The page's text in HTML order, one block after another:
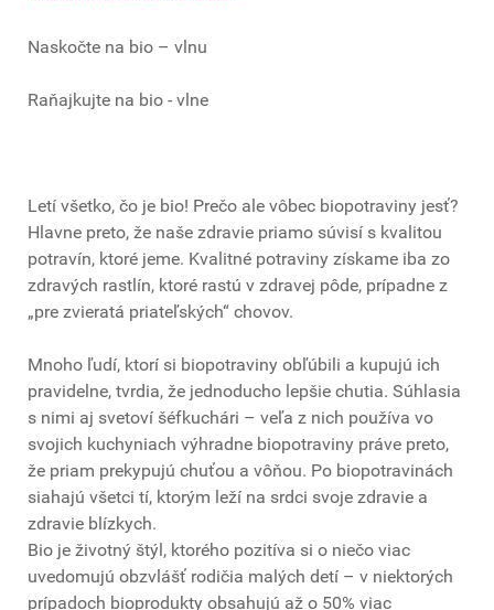
Naskočte na bio – vlnu
Raňajkujte na bio - vlne
Letí všetko, čo je bio! Prečo ale vôbec biopotraviny jesť?
Hlavne preto, že naše zdravie priamo súvisí s kvalitou
potravín, ktoré jeme. Kvalitné potraviny získame iba zo
zdravých rastlín, ktoré rastú v zdravej pôde, prípadne z
„pre zvieratá priateľských“ chovov.
Mnoho ľudí, ktorí si biopotraviny obľúbili a kupujú ich
pravidelne, tvrdia, že jednoducho lepšie chutia. Súhlasia
s nimi aj svetoví šéfkuchári – veľa z nich používa vo
svojich kuchyniach výhradne biopotraviny práve preto,
že priam prekypujú chuťou a vôňou. Po biopotravinách
siahajú všetci tí, ktorým leží na srdci svoje zdravie a
zdravie blízkych.
Bio je životný štýl, ktorého pozitíva si o niečo viac
uvedomujú obzvlášť rodičia malých detí – v niektorých
prípadoch bioprodukty obsahujú až o 50% viac